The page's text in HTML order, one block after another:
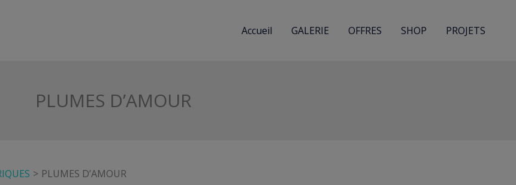
Accueil GALERIE OFFRES SHOP PROJETS
PLUMES D’AMOUR
PLUMES D’AMOUR